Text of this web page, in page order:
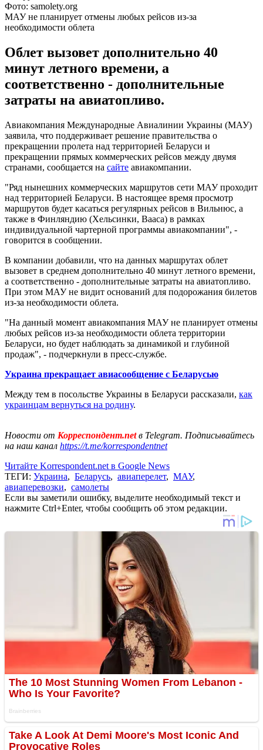
Фото: samolety.org
МАУ не планирует отмены любых рейсов из-за
необходимости облета
Облет вызовет дополнительно 40
минут летного времени, а
соответственно - дополнительные
затраты на авиатопливо.
Авиакомпания Международные Авиалинии Украины (МАУ)
заявила, что поддерживает решение правительства о
прекращении пролета над территорией Беларуси и
прекращении прямых коммерческих рейсов между двумя
странами, сообщается на сайте авиакомпании.
"Ряд нынешних коммерческих маршрутов сети МАУ проходит
над территорией Беларуси. В настоящее время просмотр
маршрутов будет касаться регулярных рейсов в Вильнюс, а
также в Финляндию (Хельсинки, Вааса) в рамках
индивидуальной чартерной программы авиакомпании", -
говорится в сообщении.
В компании добавили, что на данных маршрутах облет
вызовет в среднем дополнительно 40 минут летного времени,
а соответственно - дополнительные затраты на авиатопливо.
При этом МАУ не видит оснований для подорожания билетов
из-за необходимости облета.
"На данный момент авиакомпания МАУ не планирует отмены
любых рейсов из-за необходимости облета территории
Беларуси, но будет наблюдать за динамикой и глубиной
продаж", - подчеркнули в пресс-службе.
Украина прекращает авиасообщение с Беларусью
Между тем в посольстве Украины в Беларуси рассказали, как
украинцам вернуться на родину.
Новости от Корреспондент.netв Telegram. Подписывайтесь
на наш канал https://t.me/korrespondentnet
Читайте Korrespondent.net в Google News
ТЕГИ: Украина, Беларусь, авиаперелет, МАУ,
авиаперевозки, самолеты
Если вы заметили ошибку, выделите необходимый текст и
нажмите Ctrl+Enter, чтобы сообщить об этом редакции.